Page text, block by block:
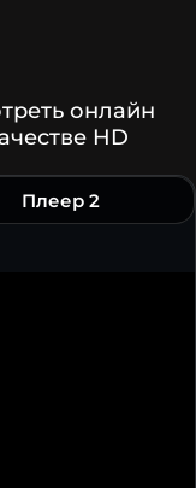
онлайн
HD
Плеер 2